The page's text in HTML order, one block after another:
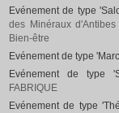
Evénement de type
des Minéraux
Bien-être
Evénement de type
Evénement de type
FABRIQUE
Evénement de type